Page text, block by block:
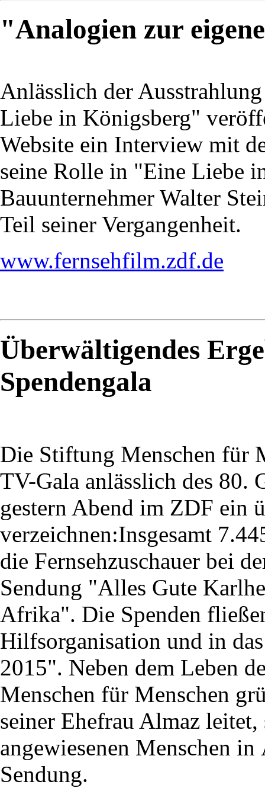
"Analogien zur
Anlässlich der
Liebe in Königsberg"
Website ein Interview mit
seine Rolle in "Eine Liebe
Bauunternehmer Walter
Teil seiner Vergangenheit.
www.fernsehfilm.zdf.de
Überwältigendes
Spendengala
Die Stiftung Menschen für
TV-Gala anlässlich des 80.
gestern Abend im ZDF ein
verzeichnen:Insgesamt
die Fernsehzuschauer bei
Sendung "Alles Gute
Afrika". Die Spenden
Hilfsorganisation und in
2015". Neben dem Leben
Menschen für Menschen
seiner Ehefrau Almaz
angewiesenen Menschen
Sendung.